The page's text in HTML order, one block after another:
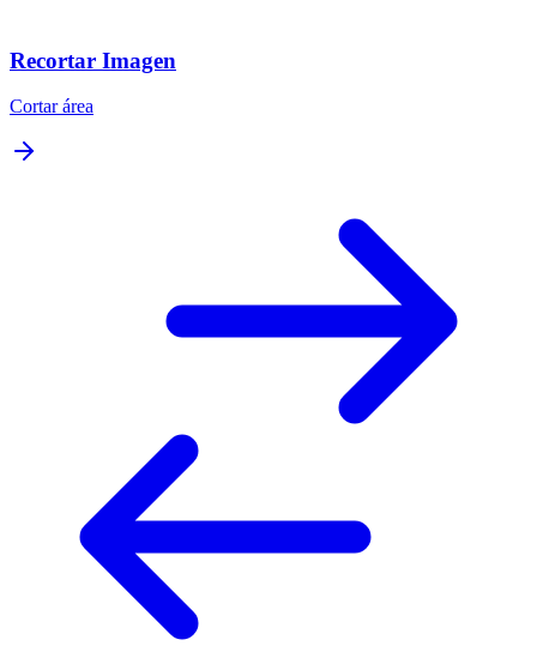
Recortar Imagen
Cortar área